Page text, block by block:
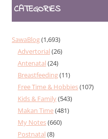
CATEGORIES
SawaBlog(1,693)
Advertorial (26)
Antenatal (24)
Breastfeeding(11)
Free Time & Hobbies(107)
Kids & Family(543)
Makan Time(481)
My Notes(660)
Postnatal (8)